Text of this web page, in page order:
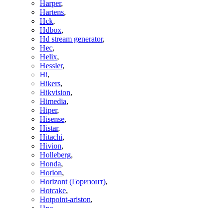
Harper,
Hartens,
Hck,
Hdbox,
Hd stream generator,
Hec,
Helix,
Hessler,
Hi,
Hikers,
Hikvision,
Himedia,
Hiper,
Hisense,
Histar,
Hitachi,
Hivion,
Holleberg,
Honda,
Horion,
Horizont (Горизонт),
Hotcake,
Hotpoint-ariston,